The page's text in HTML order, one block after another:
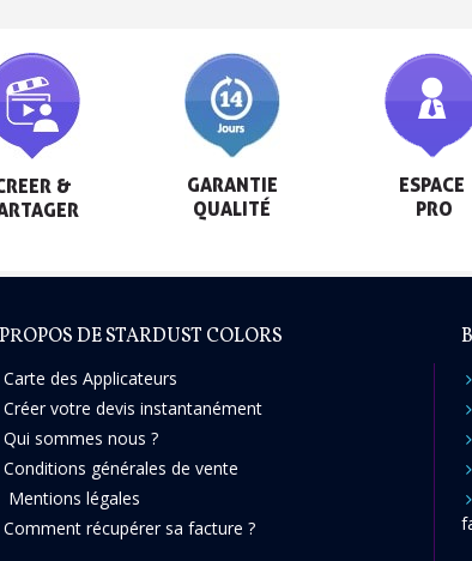
&
GARANTIE
QUALITÉ
ESPACE
PRO
DE STARDUST COLORS
Carte des Applicateurs
Créer votre devis instantanément
Qui sommes nous ?
Conditions générales de vente
Mentions légales
Comment récupérer sa facture ?